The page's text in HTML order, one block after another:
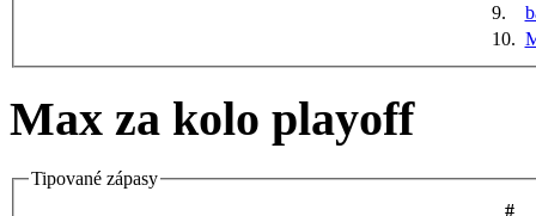
9.
10.
Max za kolo playoff
Tipované zápasy
#